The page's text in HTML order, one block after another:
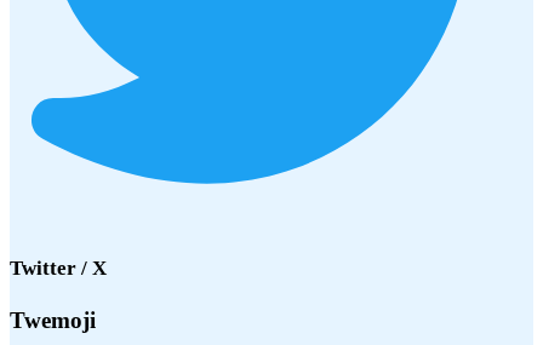
Twitter / X
Twemoji